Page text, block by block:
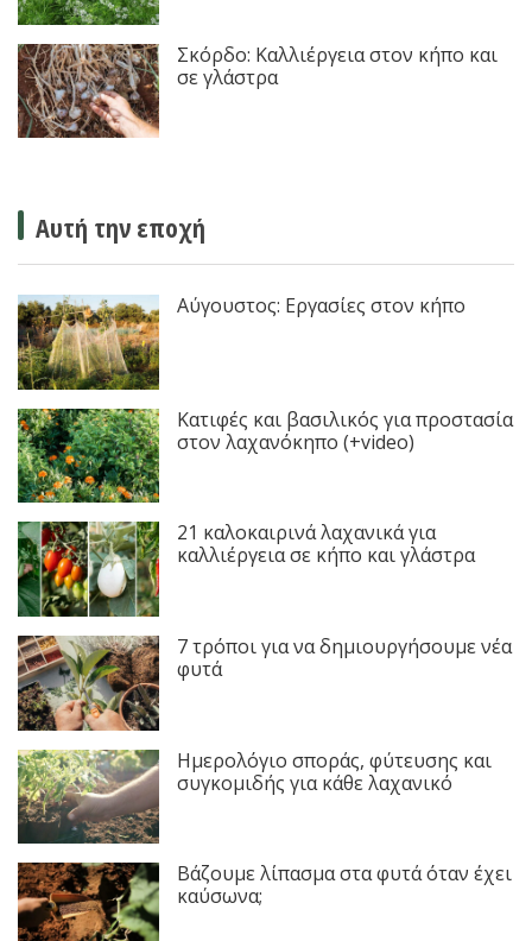
Σκόρδο: Καλλιέργεια στον κήπο και
σε γλάστρα
Αυτή την εποχή
Αύγουστος: Εργασίες στον κήπο
Κατιφές και βασιλικός για προστασία
στον λαχανόκηπο (+video)
21 καλοκαιρινά λαχανικά για
καλλιέργεια σε κήπο και γλάστρα
7 τρόποι για να δημιουργήσουμε νέα
φυτά
Ημερολόγιο σποράς, φύτευσης και
συγκομιδής για κάθε λαχανικό
Βάζουμε λίπασμα στα φυτά όταν έχει
καύσωνα;